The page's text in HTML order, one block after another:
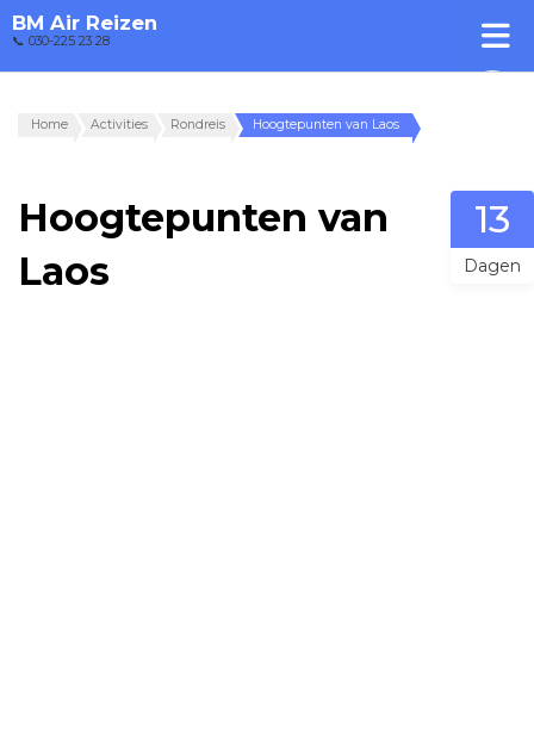
BM Air Reizen
📞 030-225 23 28
Home Activities Rondreis Hoogtepunten van Laos
Hoogtepunten van
Laos
13
Dagen